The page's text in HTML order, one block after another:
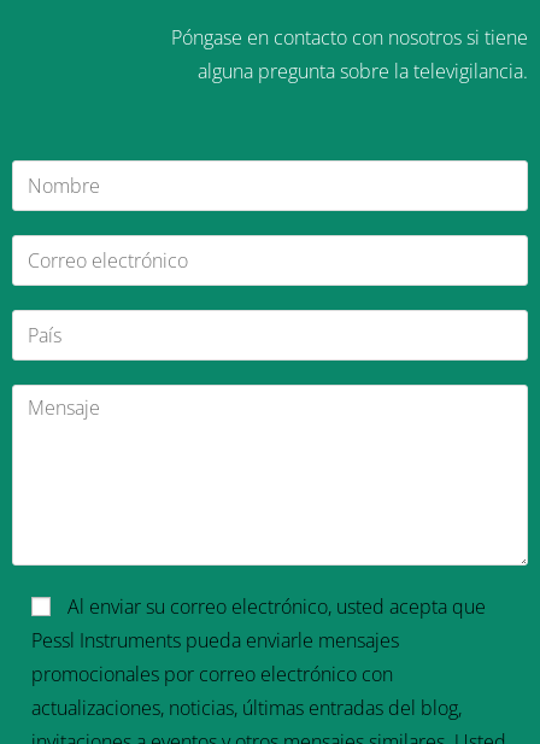
Póngase en contacto con nosotros si tiene
alguna pregunta sobre la televigilancia.
Al enviar su correo electrónico, usted acepta que
Pessl Instruments pueda enviarle mensajes
promocionales por correo electrónico con
actualizaciones, noticias, últimas entradas del blog,